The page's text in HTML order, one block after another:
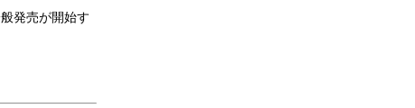
発売が開始す